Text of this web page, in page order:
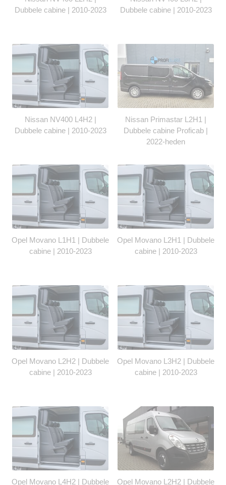
Dubbele cabine | 2010-2023
Dubbele cabine | 2010-2023
Nissan NV400 L4H2 |
Dubbele cabine | 2010-2023
Nissan Primastar L2H1 |
Dubbele cabine Proficab |
2022-heden
Opel Movano L1H1 | Dubbele
cabine | 2010-2023
Opel Movano L2H1 | Dubbele
cabine | 2010-2023
Opel Movano L2H2 | Dubbele
cabine | 2010-2023
Opel Movano L3H2 | Dubbele
cabine | 2010-2023
Opel Movano L4H2 | Dubbele
Opel Movano L2H2 | Dubbele